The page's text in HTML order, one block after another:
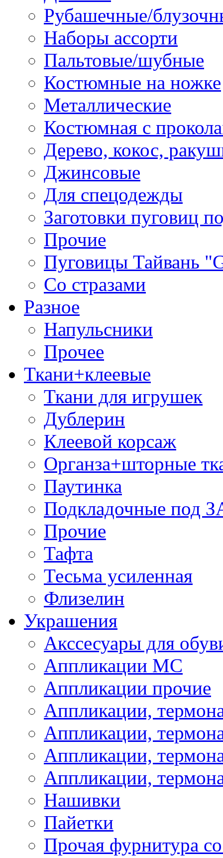
Рубашечные/
Наборы ассорти
Пальтовые/шубные
Костюмные на ножке
Металлические
Костюмная с
Дерево, кокос,
Джинсовые
Для спецодежды
Заготовки пуговиц
Прочие
Пуговицы Тайвань
Со стразами
Разное
Напульсники
Прочее
Ткани+клеевые
Ткани для игрушек
Дублерин
Клеевой корсаж
Органза+шторные
Паутинка
Подкладочные под
Прочие
Тафта
Тесьма усиленная
Флизелин
Украшения
Акссесуары для
Аппликации МС
Аппликации прочие
Аппликации,
Аппликации,
Аппликации,
Аппликации,
Нашивки
Пайетки
Прочая фурнитура